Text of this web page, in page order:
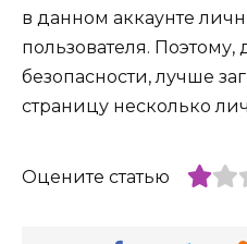
в данном аккаунте
пользователя.
безопасности, лучше
страницу несколько
Оцените статью